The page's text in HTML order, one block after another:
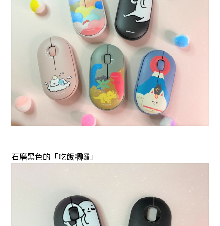
石磨黑色的「吃飯糰囉」